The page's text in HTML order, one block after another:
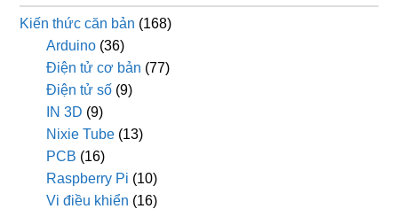
Kiến thức căn bản (168)
Arduino (36)
Điện tử cơ bản (77)
Điện tử số (9)
IN 3D (9)
Nixie Tube (13)
PCB (16)
Raspberry Pi (10)
Vi điều khiển (16)